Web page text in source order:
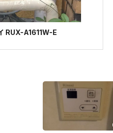
RUX-A1611W-E